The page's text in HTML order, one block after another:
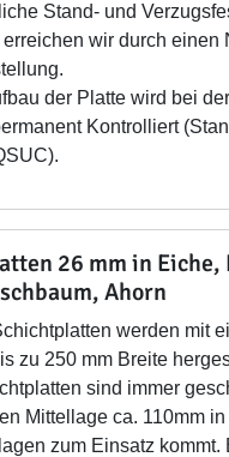
Stand- und
wir durch einen
der Platte wird bei
Kontrolliert
26 mm in
Ahorn
werden mit
zu 250 mm Breite
sind immer
Mittellage ca. 110mm
zum Einsatz kommt.